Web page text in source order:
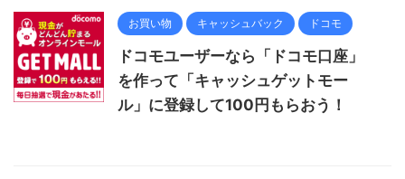
お買い物 キャッシュバック ドコモ
ドコモユーザーなら「ドコモ口座」
を作って「キャッシュゲットモー
ル」に登録して100円もらおう！